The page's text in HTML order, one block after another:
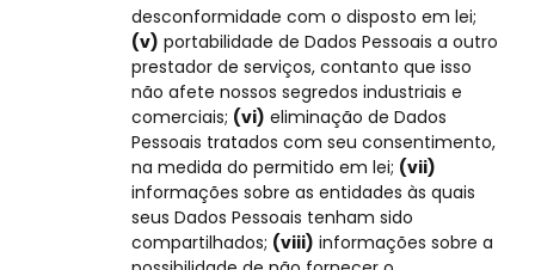
desconformidade com o disposto em lei;
(v) portabilidade de Dados Pessoais a outro
prestador de serviços, contanto que isso
não afete nossos segredos industriais e
comerciais; (vi) eliminação de Dados
Pessoais tratados com seu consentimento,
na medida do permitido em lei; (vii)
informações sobre as entidades às quais
seus Dados Pessoais tenham sido
compartilhados; (viii) informações sobre a